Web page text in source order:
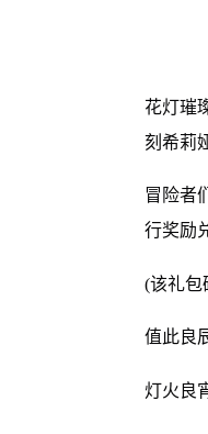
花灯璀
刻希莉
冒险者
行奖励
(该礼包
值此良
灯火良